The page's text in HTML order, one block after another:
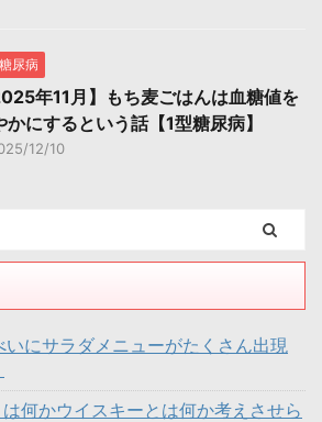
尿病
年11月】もち麦ごはんは血糖値を
かにするという話【1型糖尿病】
12/10
いにサラダメニューがたくさん出現
は何かウイスキーとは何か考えさせら